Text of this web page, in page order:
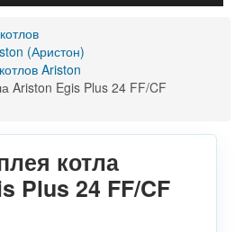
(Аристон)
Ariston
Ariston Egis Plus 24 FF/CF
котла
Plus 24 FF/CF